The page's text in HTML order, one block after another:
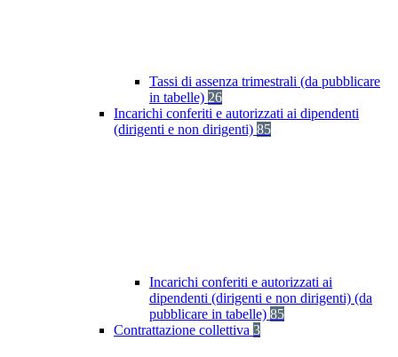
Tassi di assenza trimestrali (da pubblicare
in tabelle) 26
Incarichi conferiti e autorizzati ai dipendenti
(dirigenti e non dirigenti) 85
Incarichi conferiti e autorizzati ai
dipendenti (dirigenti e non dirigenti) (da
pubblicare in tabelle) 85
Contrattazione collettiva 3